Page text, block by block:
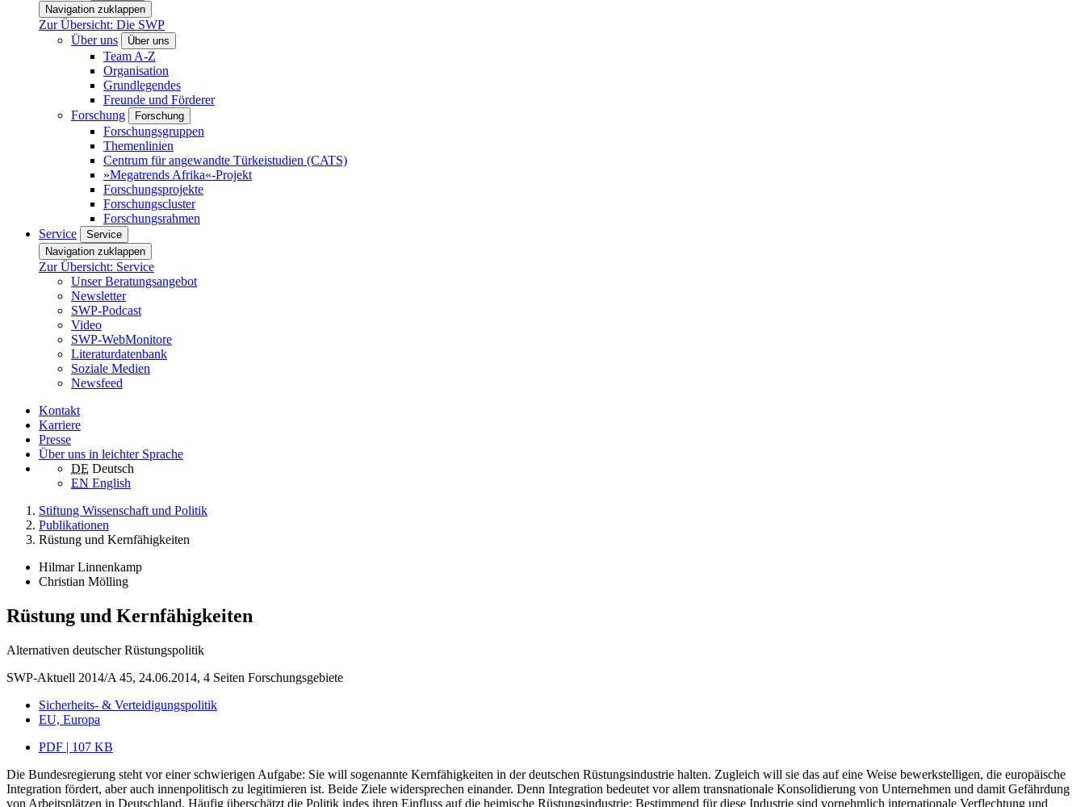
Navigation zuklappen
Zur Übersicht: Die SWP
Über uns
Über uns
Team A-Z
Organisation
Grundlegendes
Freunde und Förderer
Forschung
Forschung
Forschungsgruppen
Themenlinien
Centrum für angewandte Türkeistudien (CATS)
»Megatrends Afrika«-Projekt
Forschungsprojekte
Forschungscluster
Forschungsrahmen
Service
Service
Navigation zuklappen
Zur Übersicht: Service
Unser Beratungsangebot
Newsletter
SWP-Podcast
Video
SWP-WebMonitore
Literaturdatenbank
Soziale Medien
Newsfeed
Kontakt
Karriere
Presse
Über uns in leichter Sprache
DE Deutsch
EN English
Stiftung Wissenschaft und Politik
Publikationen
Rüstung und Kernfähigkeiten
Hilmar Linnenkamp
Christian Mölling
Rüstung und Kernfähigkeiten
Alternativen deutscher Rüstungspolitik
SWP-Aktuell 2014/A 45, 24.06.2014, 4 Seiten Forschungsgebiete
Sicherheits- & Verteidigungspolitik
EU, Europa
PDF | 107 KB
Die Bundesregierung steht vor einer schwierigen Aufgabe: Sie will sogenannte Kernfähigkeiten in der deutschen Rüstungsindustrie halten. Zugleich will sie das auf eine Weise bewerkstelligen, die europäische
Integration fördert, aber auch innenpolitisch zu legitimieren ist. Beide Ziele widersprechen einander. Denn Integration bedeutet vor allem transnationale Konsolidierung von Unternehmen und damit Gefährdung
von Arbeitsplätzen in Deutschland. Häufig überschätzt die Politik indes ihren Einfluss auf die heimische Rüstungsindustrie: Bestimmend für diese Industrie sind vornehmlich internationale Verflechtung und